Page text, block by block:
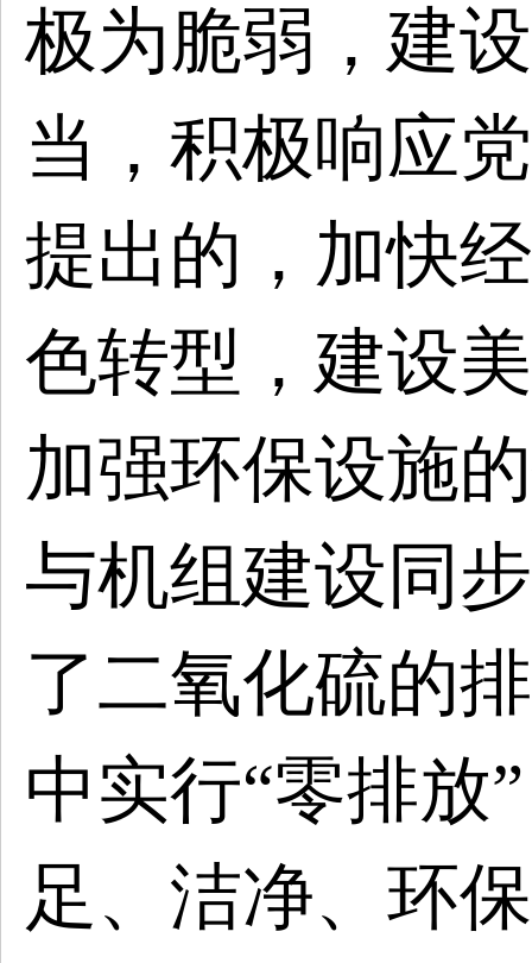
极为脆弱，建
当，积极响应
提出的，加快
色转型，建设
加强环保设施
与机组建设同
了二氧化硫的
中实行“零排放
足、洁净、环